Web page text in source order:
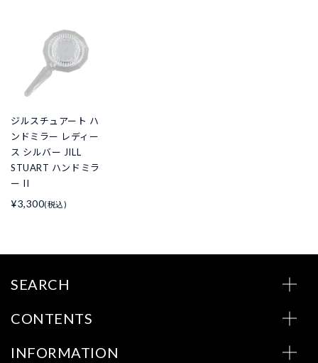
ジルスチュアート ハ
ンドミラー レディー
ス シルバー JILL
STUART ハンドミラ
ー II
¥3,300(税込)
SEARCH
CONTENTS
INFORMATION